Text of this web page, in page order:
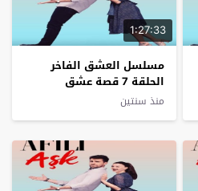
1:27:33
مسلسل العشق الفاخر
الحلقة 7 قصة عشق
منذ سنتين